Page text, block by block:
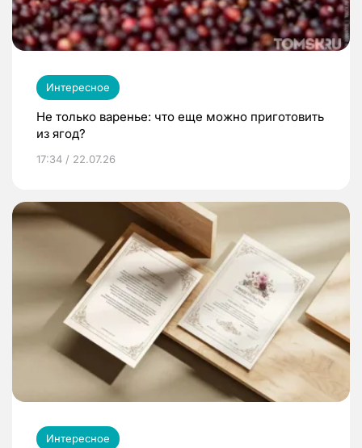
Интересное
Не только варенье: что еще можно приготовить
из ягод?
17:34 / 22.07.26
Интересное